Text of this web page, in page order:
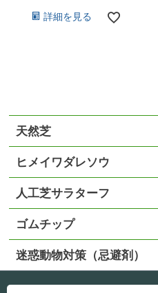
詳細を見る
天然芝
ヒメイワダレソウ
人工芝サラターフ
ゴムチップ
迷惑動物対策（忌避剤）